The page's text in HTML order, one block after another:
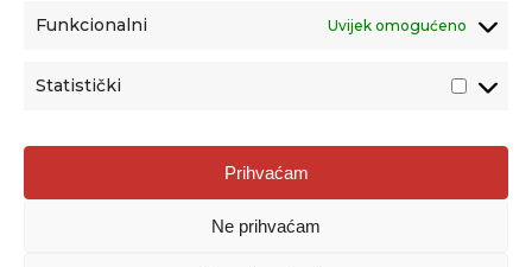
Funkcionalni Uvijek omogućeno
Statistički
Prihvaćam
Ne prihvaćam
Agencija za odgoj i obrazovanje
Donje Svetice 38, 10000 Zagreb
1778129